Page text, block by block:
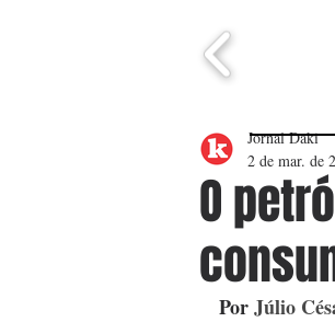
O
Jornal Daki
2 de mar. de
Por Júlio